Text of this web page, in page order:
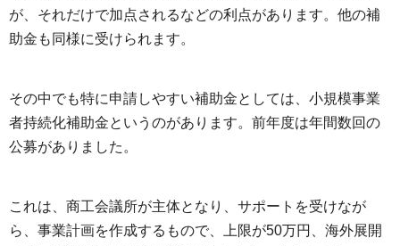
が、それだけで加点されるなどの利点があります。他の補
助金も同様に受けられます。
その中でも特に申請しやすい補助金としては、小規模事業
者持続化補助金というのがあります。前年度は年間数回の
公募がありました。
これは、商工会議所が主体となり、サポートを受けなが
ら、事業計画を作成するもので、上限が50万円、海外展開